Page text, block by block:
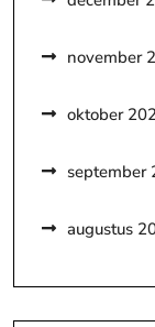
november
oktober
september
augustus